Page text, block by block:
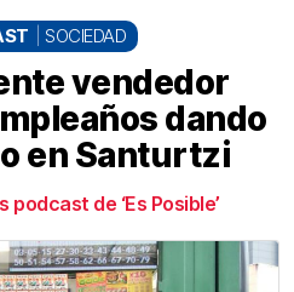
SOCIEDAD
vendedor
dando
en Santurtzi
de ‘Es Posible’